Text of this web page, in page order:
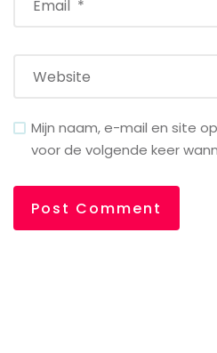
Mijn naam, e-mail en site
voor de volgende keer